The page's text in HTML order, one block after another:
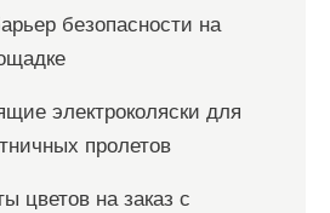
безопасности на
электроколяски для
пролетов
цветов на заказ с